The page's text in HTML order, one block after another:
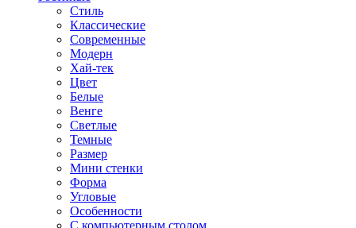
Стиль
Классические
Современные
Модерн
Хай-тек
Цвет
Белые
Венге
Светлые
Темные
Размер
Мини стенки
Форма
Угловые
Особенности
С компьютерным столом